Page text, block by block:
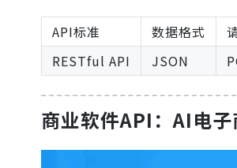
API标准 数据格式
RESTful API
JSON
商业软件API：AI电